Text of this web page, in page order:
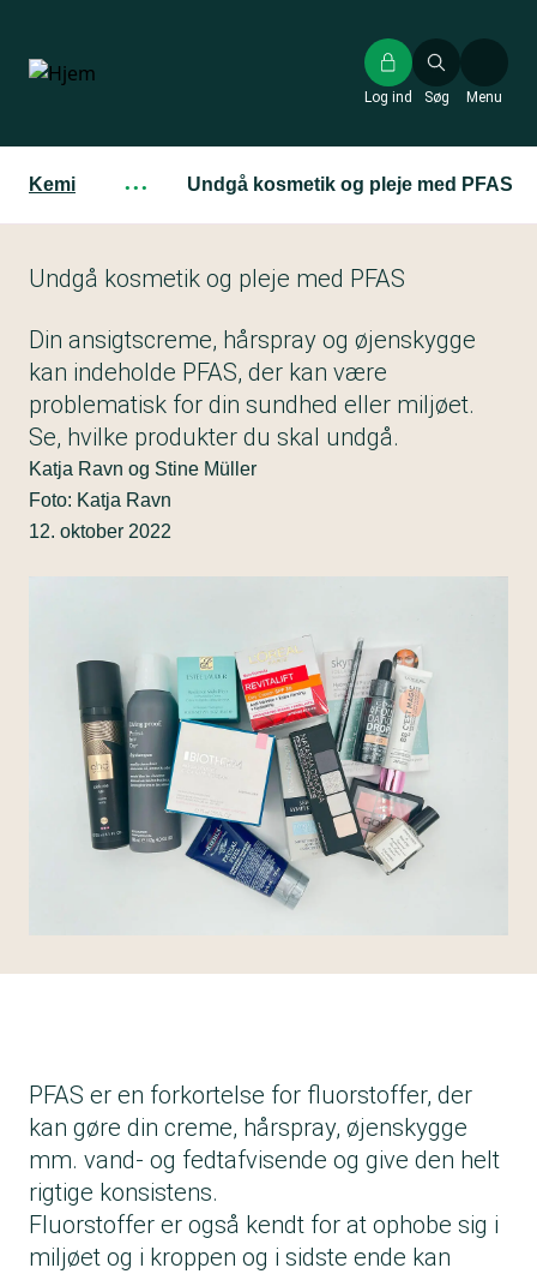
hovedindhold
Søg
Log ind Menu
Kemi ··· Undgå kosmetik og pleje med PFAS
Undgå kosmetik og pleje med PFAS
Din ansigtscreme, hårspray og øjenskygge
kan indeholde PFAS, der kan være
problematisk for din sundhed eller miljøet.
Se, hvilke produkter du skal undgå.
Katja Ravn og Stine Müller
Foto: Katja Ravn
12. oktober 2022
PFAS er en forkortelse for fluorstoffer, der
kan gøre din creme, hårspray, øjenskygge
mm. vand- og fedtafvisende og give den helt
rigtige konsistens.
Fluorstoffer er også kendt for at ophobe sig i
miljøet og i kroppen og i sidste ende kan